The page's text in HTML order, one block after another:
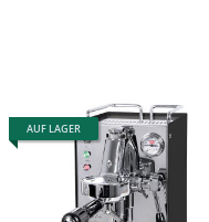
AUF LAGER